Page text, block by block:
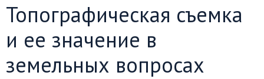
Топографическая съемка
и ее значение в
земельных вопросах